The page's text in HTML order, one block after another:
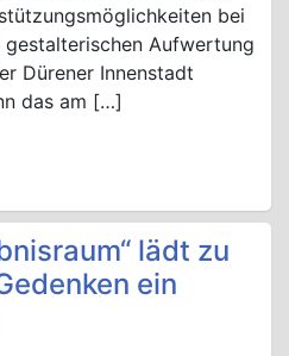
bei
Aufwertung
Dürener Innenstadt
das am […]
lädt zu
ein